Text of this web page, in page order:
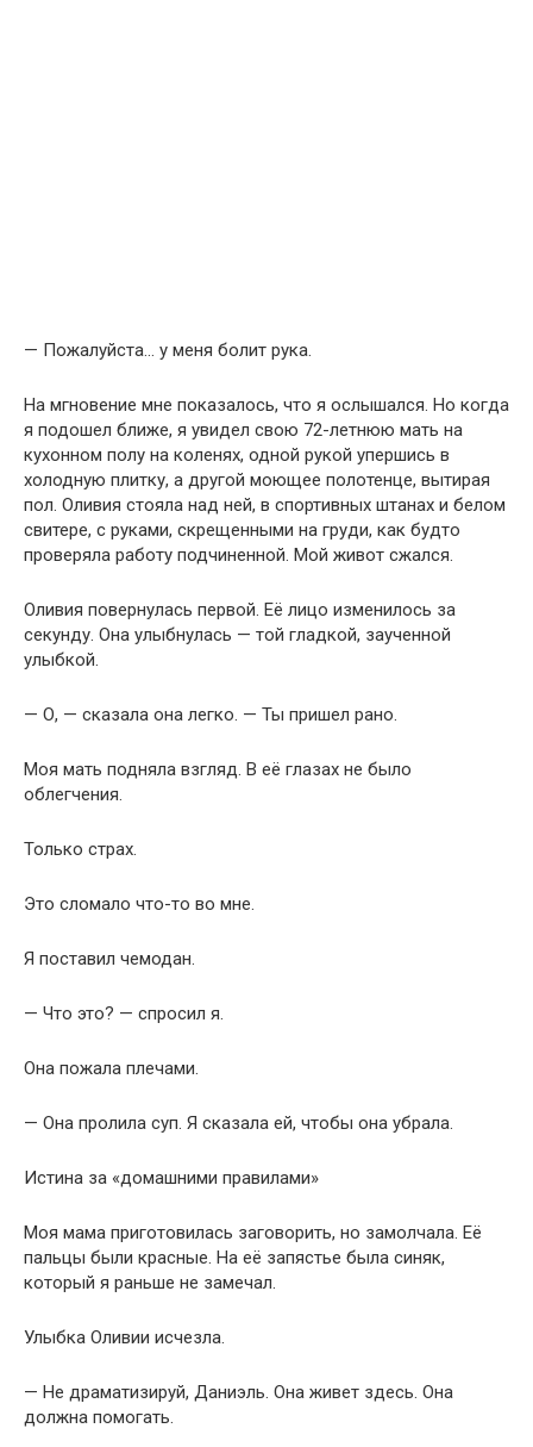
— Пожалуйста… у меня болит рука.
На мгновение мне показалось, что я ослышался. Но когда
я подошел ближе, я увидел свою 72-летнюю мать на
кухонном полу на коленях, одной рукой упершись в
холодную плитку, а другой моющее полотенце, вытирая
пол. Оливия стояла над ней, в спортивных штанах и белом
свитере, с руками, скрещенными на груди, как будто
проверяла работу подчиненной. Мой живот сжался.
Оливия повернулась первой. Её лицо изменилось за
секунду. Она улыбнулась — той гладкой, заученной
улыбкой.
— О, — сказала она легко. — Ты пришел рано.
Моя мать подняла взгляд. В её глазах не было
облегчения.
Только страх.
Это сломало что-то во мне.
Я поставил чемодан.
— Что это? — спросил я.
Она пожала плечами.
— Она пролила суп. Я сказала ей, чтобы она убрала.
Истина за «домашними правилами»
Моя мама приготовилась заговорить, но замолчала. Её
пальцы были красные. На её запястье была синяк,
который я раньше не замечал.
Улыбка Оливии исчезла.
— Не драматизируй, Даниэль. Она живет здесь. Она
должна помогать.